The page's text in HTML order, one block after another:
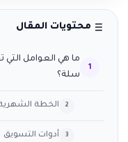
محتويات المقال
ما هي العوامل التي
سلة؟
الخطة
أدوات التسويق